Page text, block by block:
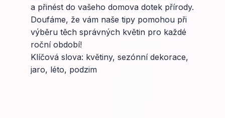
a přinést do vašeho domova dotek přírody.
Doufáme, že vám naše tipy pomohou při
výběru těch správných květin pro každé
roční období!
Klíčová slova: květiny, sezónní dekorace,
jaro, léto, podzim